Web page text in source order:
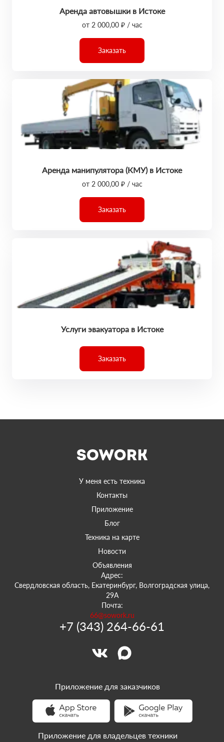
Аренда автовышки в Истоке
от 2 000,00 ₽ / час
Заказать
Аренда манипулятора (КМУ) в Истоке
от 2 000,00 ₽ / час
Заказать
Услуги эвакуатора в Истоке
Заказать
У меня есть техника
Контакты
Приложение
Блог
Техника на карте
Новости
Объявления
Адрес:
Свердловская область, Екатеринбург, Волгоградская улица,
29А
Почта:
66@sowork.ru
+7 (343) 264-66-61
Приложение для заказчиков
Приложение для владельцев техники